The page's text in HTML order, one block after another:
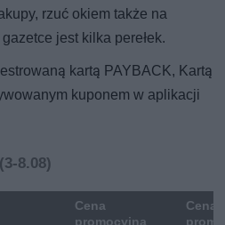
rzuć okiem także na
jest kilka perełek.
kartą PAYBACK, Kartą
kuponem w aplikacji
8.08)
Cena
promocyjna
Cena